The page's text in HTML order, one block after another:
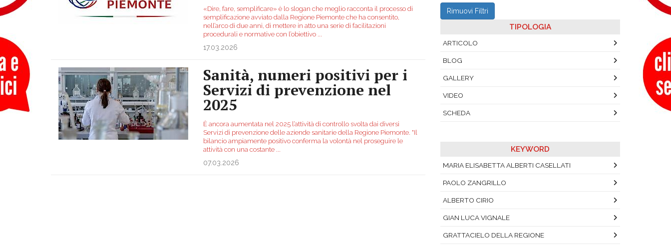
«Dire, fare, semplificare» è lo slogan che meglio racconta il processo di
semplificazione avviato dalla Regione Piemonte che ha consentito,
nell’arco di due anni, di mettere in atto una serie di facilitazioni
procedurali e normative con l’obiettivo
17.03.2026
Sanità, numeri positivi per i
Servizi di prevenzione nel
2025
È ancora aumentata nel 2025 l’attività di controllo svolta dai diversi
Servizi di prevenzione delle aziende sanitarie della Regione Piemonte. "Il
bilancio ampiamente positivo conferma la volontà nel proseguire le
attività con una costante
07.03.2026
Rimuovi Filtri
TIPOLOGIA
ARTICOLO
BLOG
GALLERY
VIDEO
SCHEDA
KEYWORD
MARIA ELISABETTA ALBERTI CASELLATI
PAOLO ZANGRILLO
ALBERTO CIRIO
GIAN LUCA VIGNALE
GRATTACIELO DELLA REGIONE